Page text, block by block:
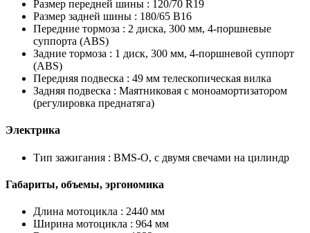
Размер передней шины : 120/70 R19
Размер задней шины : 180/65 B16
Передние тормоза : 2 диска, 300 мм, 4-поршневые
суппорта (ABS)
Задние тормоза : 1 диск, 300 мм, 4-поршневой суппорт
(ABS)
Передняя подвеска : 49 мм телескопическая вилка
Задняя подвеска : Маятниковая с моноамортизатором
(регулировка преднатяга)
Электрика
Тип зажигания : BMS-O, с двумя свечами на цилиндр
Габариты, объемы, эргономика
Длина мотоцикла : 2440 мм
Ширина мотоцикла : 964 мм